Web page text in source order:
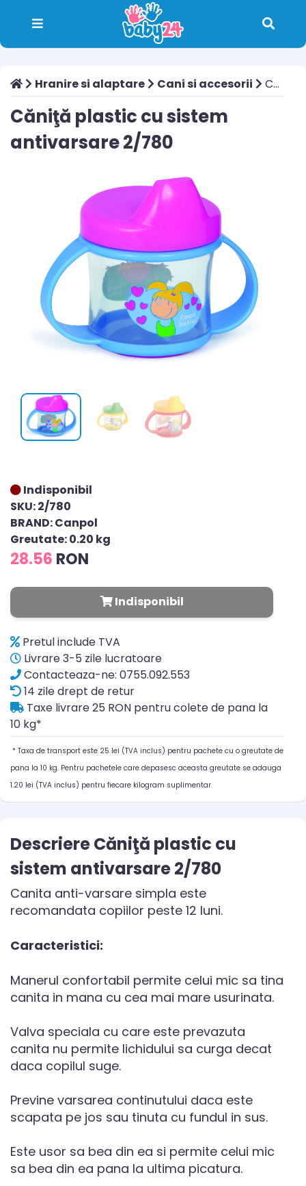
Hranire si alaptare Cani si accesorii Căniţă plastic cu sistem antivarsare 2/780
Căniţă plastic cu sistem
antivarsare 2/780
Indisponibil
SKU: 2/780
BRAND: Canpol
Greutate: 0.20 kg
28.56 RON
Indisponibil
Pretul include TVA
Livrare 3-5 zile lucratoare
Contacteaza-ne: 0755.092.553
14 zile drept de retur
Taxe livrare 25 RON pentru colete de pana la
10 kg*
* Taxa de transport este 25 lei (TVA inclus) pentru pachete cu o greutate de
pana la 10 kg. Pentru pachetele care depasesc aceasta greutate se adauga
1.20 lei (TVA inclus) pentru fiecare kilogram suplimentar.
Descriere Căniţă plastic cu
sistem antivarsare 2/780
Canita anti-varsare simpla este
recomandata copiilor peste 12 luni.
Caracteristici:
Manerul confortabil permite celui mic sa tina
canita in mana cu cea mai mare usurinata.
Valva speciala cu care este prevazuta
canita nu permite lichidului sa curga decat
daca copilul suge.
Previne varsarea continutului daca este
scapata pe jos sau tinuta cu fundul in sus.
Este usor sa bea din ea si permite celui mic
sa bea din ea pana la ultima picatura.